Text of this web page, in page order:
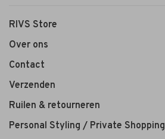
RIVS Store
Over ons
Contact
Verzenden
Ruilen & retourneren
Personal Styling / Private Shopping